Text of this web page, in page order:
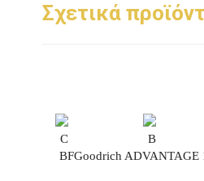
Σχετικά
C B
BFGoodrich ADVANTAGE